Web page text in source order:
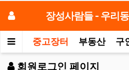
장성사람들 - 우리
중고장터 부동산 구
회원로그인 페이지